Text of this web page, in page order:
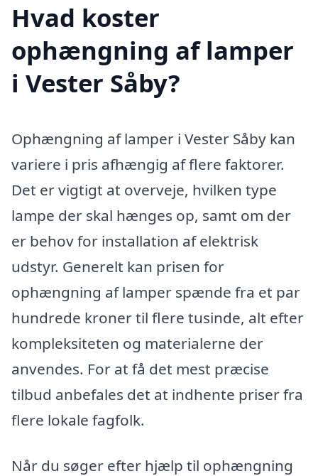
Hvad koster
ophængning af lamper
i Vester Såby?
Ophængning af lamper i Vester Såby kan
variere i pris afhængig af flere faktorer.
Det er vigtigt at overveje, hvilken type
lampe der skal hænges op, samt om der
er behov for installation af elektrisk
udstyr. Generelt kan prisen for
ophængning af lamper spænde fra et par
hundrede kroner til flere tusinde, alt efter
kompleksiteten og materialerne der
anvendes. For at få det mest præcise
tilbud anbefales det at indhente priser fra
flere lokale fagfolk.
Når du søger efter hjælp til ophængning